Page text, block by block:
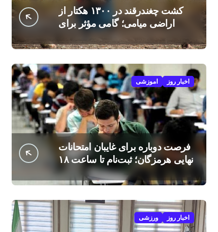
کشت چغندرقند در ۱۳۰۰ هکتار از
اراضی میامی؛ گامی مؤثر برای
افزایش درآمد کشاورزان
اخبار روز اموزشی
فرصت دوباره برای غایبان امتحانات
نهایی هرمزگان؛ ثبت‌نام تا ساعت ۱۸
امروز
اخبار روز ورزشی